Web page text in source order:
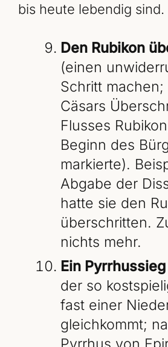
bis heute lebendig sind.
Den Rubikon
(einen
Schritt
Cäsars
Flusses
Beginn des
markierte).
Abgabe der
hatte sie den
überschritten.
nichts mehr.
Ein Pyrrhussieg
der so
fast einer
gleichkommt;
Pyrrhus von